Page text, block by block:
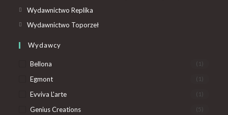
Wydawnictwo Replika
Wydawnictwo Toporzeł
Wydawcy
Bellona (1)
Egmont (1)
Evviva L'arte (1)
Genius Creations (5)